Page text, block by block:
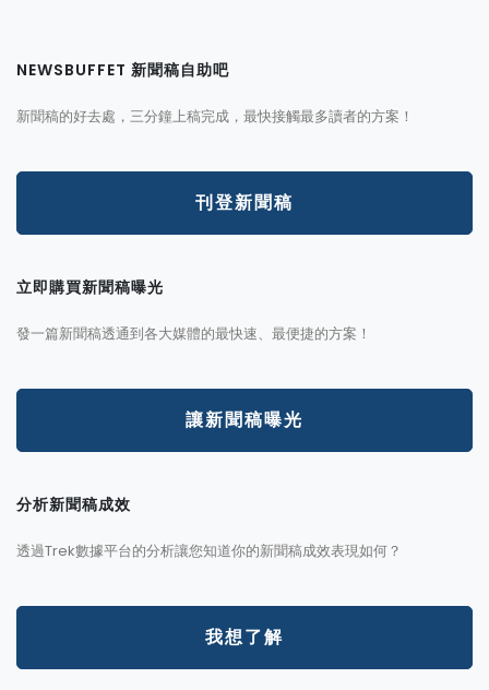
NEWSBUFFET 新聞稿自助吧
新聞稿的好去處，三分鐘上稿完成，最快接觸最多讀者的方案！
刊登新聞稿
立即購買新聞稿曝光
發一篇新聞稿透通到各大媒體的最快速、最便捷的方案！
讓新聞稿曝光
分析新聞稿成效
透過Trek數據平台的分析讓您知道你的新聞稿成效表現如何？
我想了解